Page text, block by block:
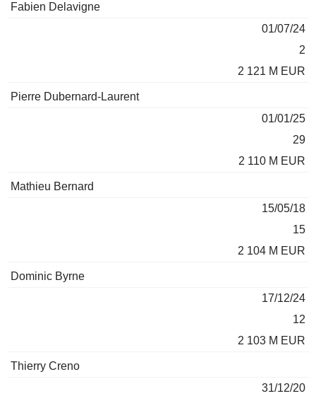
Fabien Delavigne
01/07/24
2
2 121 M EUR
Pierre Dubernard-Laurent
01/01/25
29
2 110 M EUR
Mathieu Bernard
15/05/18
15
2 104 M EUR
Dominic Byrne
17/12/24
12
2 103 M EUR
Thierry Creno
31/12/20